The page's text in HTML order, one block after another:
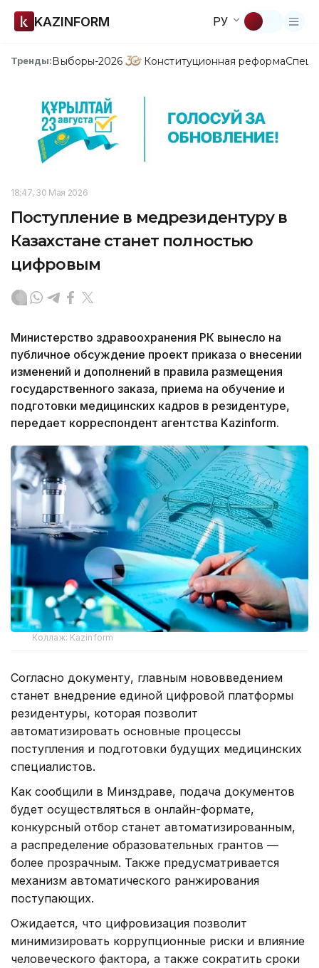
KAZINFORM РУ
Тренды:Выборы-2026 Конституционная реформа
18:47, 30 Мая 2026
Поступление в медрезидентуру в
Казахстане станет полностью
цифровым
Министерство здравоохранения РК вынесло на
публичное обсуждение проект приказа о внесении
изменений и дополнений в правила размещения
государственного заказа, приема на обучение и
подготовки медицинских кадров в резидентуре,
передает корреспондент агентства Kazinform.
Коллаж: Kazinform
Согласно документу, главным нововведением
станет внедрение единой цифровой платформы
резидентуры, которая позволит
автоматизировать основные процессы
поступления и подготовки будущих медицинских
специалистов.
Как сообщили в Минздраве, подача документов
будет осуществляться в онлайн-формате,
конкурсный отбор станет автоматизированным,
а распределение образовательных грантов —
более прозрачным. Также предусматривается
механизм автоматического ранжирования
поступающих.
Ожидается, что цифровизация позволит
минимизировать коррупционные риски и влияние
человеческого фактора, а также сократить сроки